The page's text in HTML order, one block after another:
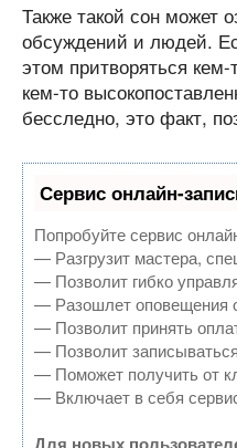
Также такой сон может
обсуждений и людей.
этом притворяться
кем-то
бесследно, это факт,
Сервис онлайн-
Попробуйте сервис
— Разгрузит мастера,
— Позволит гибко
— Разошлет оповещения
— Позволит принять
— Позволит
— Поможет получить от
— Включает в себя